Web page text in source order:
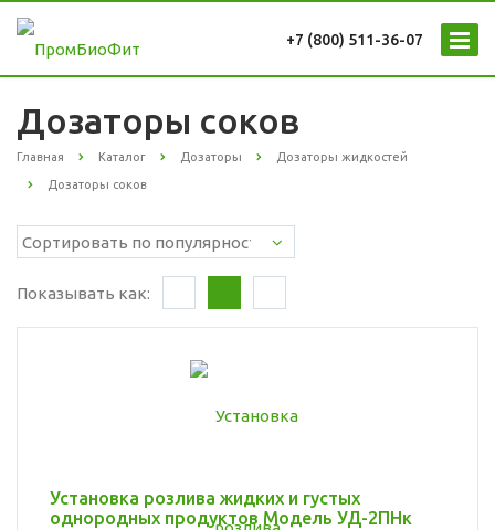
+7 (800) 511-36-07
Дозаторы соков
Главная Каталог Дозаторы Дозаторы жидкостей
Дозаторы соков
Показывать как:
Установка розлива жидких и густых
однородных продуктов Модель УД-2ПНк